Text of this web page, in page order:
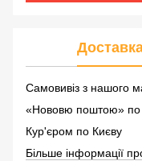
Самовивіз з нашого
«Нововю поштою» по
Кур'єром по Києву
Більше інформації